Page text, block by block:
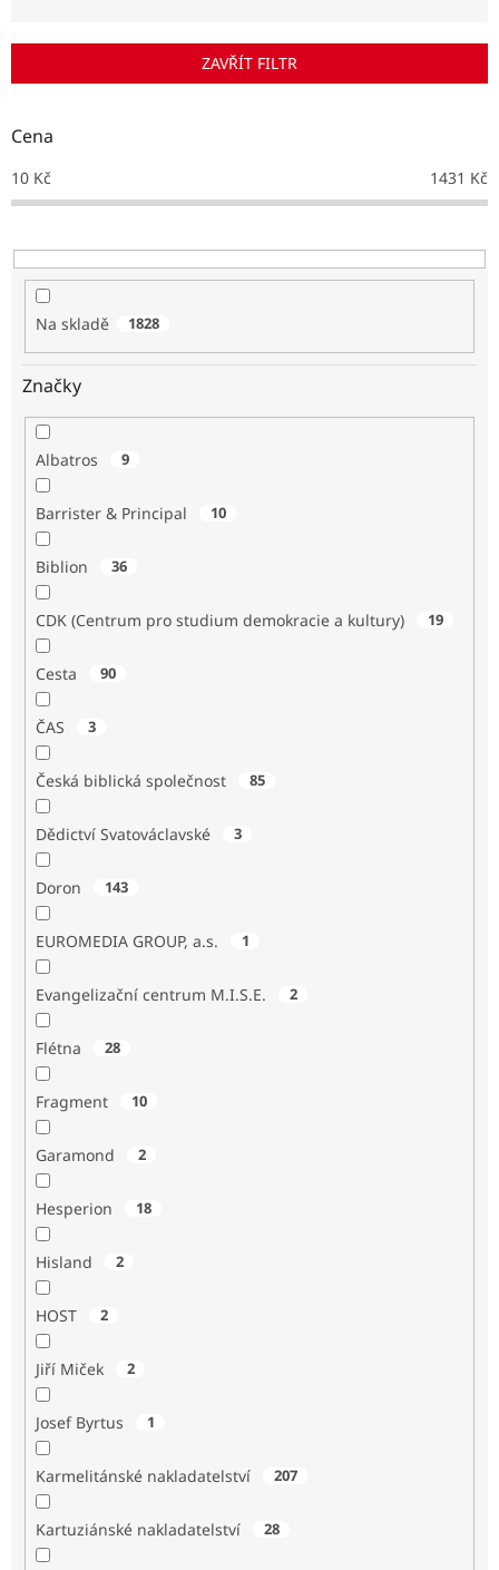
r
d
k
t
ZAVŘÍT FILTR
Cena
10 Kč 1431 Kč
Na skladě 1828
Značky
Albatros 9
Barrister & Principal 10
Biblion 36
CDK (Centrum pro studium demokracie a kultury) 19
Cesta 90
ČAS 3
Česká biblická společnost 85
Dědictví Svatováclavské 3
Doron 143
EUROMEDIA GROUP, a.s. 1
Evangelizační centrum M.I.S.E. 2
Flétna 28
Fragment 10
Garamond 2
Hesperion 18
Hisland 2
HOST 2
Jiří Miček 2
Josef Byrtus 1
Karmelitánské nakladatelství 207
Kartuziánské nakladatelství 28